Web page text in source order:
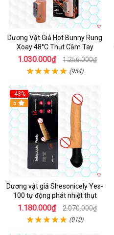
Dương Vật Giả Hot Bunny Rung
Xoay 48°C Thụt Cầm Tay
1.030.000₫ 1.256.000₫
(954)
-43%
5
Dương vật giả Shesonicely Yes-
100 tự động phát nhiệt thụt
1.180.000₫ 2.070.000₫
(910)